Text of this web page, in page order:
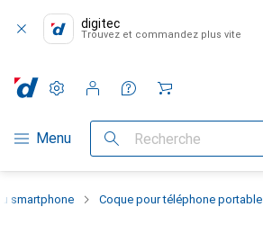
digitec
Trouvez et commandez plus vite
Navigation par catégorie
Menu Recherche
Paramètres
Compte client
Listes de comparaison
Listes d'envies
Panier
smartphone Coque pour téléphone portable